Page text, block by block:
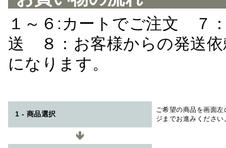
１～６:カートでご注文 ７
送 ８：お客様からの発送
になります。
1 - 商品選択
ご希望の商品を画面
ジまでお進みください